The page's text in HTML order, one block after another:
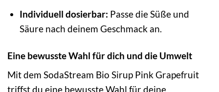
Individuell dosierbar: Passe die Süße und
Säure nach deinem Geschmack an.
Eine bewusste Wahl für dich und die Umwelt
Mit dem SodaStream Bio Sirup Pink Grapefruit
triffst du eine bewusste Wahl für deine